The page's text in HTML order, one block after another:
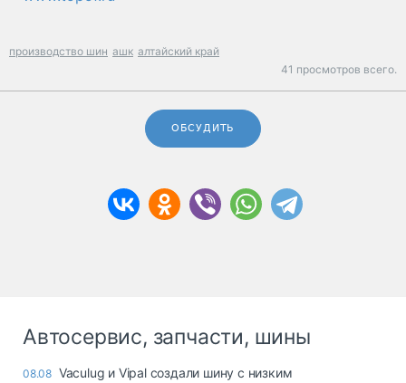
производство шин ашк алтайский край
41 просмотров всего.
ОБСУДИТЬ
Автосервис, запчасти, шины
08.08 Vaculug и Vipal создали шину с низким